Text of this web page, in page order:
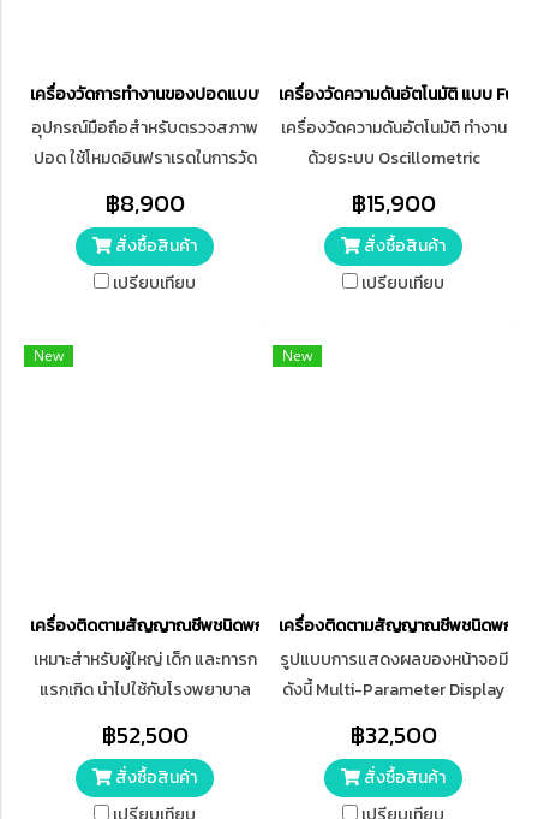
เครื่องวัดการทำงานของปอดแบบพกพา Contec รุ่น SP10
อุปกรณ์มือถือสำหรับตรวจสภาพ
ปอด ใช้โหมดอินฟราเรดในการวัด
พยาบาล คลินิก ครอบครัวสำหรับ
การทดสอบตามปกติ บันทึกค่า
พารามิเตอร์สำคัญได้แก่ FVC,
สามารถลบ อัปโหลด และตรวจ
฿8,900
สั่งซื้อสินค้า
เปรียบเทียบ
เครื่องวัดความดันอัตโนมัติ แบบ
เครื่องวัดความดันอัตโนมัติ ทำงาน
ด้วยระบบ Oscillometric
การวัดความดันโลหิต 3 โหมด คือ
ผู้ใหญ่,เด็ก และเด็กเล็ก สามารถวัด
(ผู้ใหญ่) ช่วงค่า Systolic
200 mmHg (เด็กเล็ก) ช่วงค่า
฿15,900
สั่งซื้อสินค้า
เปรียบเทียบ
New
เครื่องติดตามสัญญาณชีพชนิดพกพา Handheld Patient Monitor รุ่น
เหมาะสำหรับผู้ใหญ่ เด็ก และทารก
แรกเกิด นำไปใช้กับโรงพยาบาล
ตรวจสอบ: CO2, RR (มาตรฐาน),
SpO2, PR (อุปกรณ์เสริม)
฿52,500
สั่งซื้อสินค้า
New
เครื่องติดตามสัญญาณชีพชนิดพกพา
รูปแบบการแสดงผลของหน้าจอมี
ดังนี้ Multi-Parameter Display
ECG Display mode with Resp ,
SpO2 Display mode
฿32,500
สั่งซื้อสินค้า